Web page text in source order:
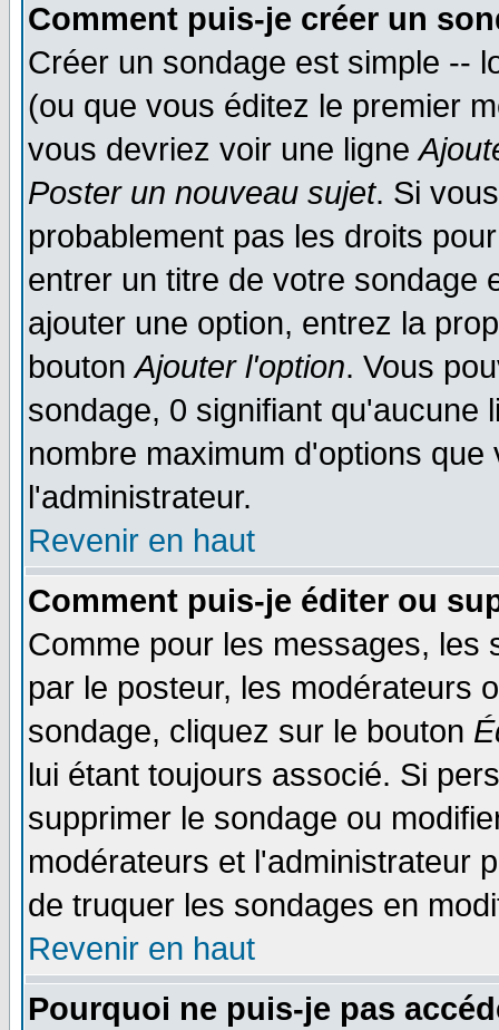
Comment puis-je créer un
Créer un sondage est simple --
(ou que vous éditez le premier
vous devriez voir une ligne
Poster un nouveau sujet. Si
probablement pas les droits
entrer un titre de votre sondage
ajouter une option, entrez la
boutonAjouter l'option. Vous
sondage, 0 signifiant qu'aucune
nombre maximum d'options
l'administrateur.
Revenir en haut
Comment puis-je éditer ou
Comme pour les messages, les
par le posteur, les modérateurs
sondage, cliquez sur le bouton
lui étant toujours associé. Si
supprimer le sondage ou
modérateurs et l'administrateur
de truquer les sondages en
Revenir en haut
Pourquoi ne puis-je pas